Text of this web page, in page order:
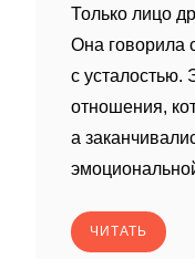
Только лицо
Она говорила
с усталостью.
отношения,
а
ЧИТАТЬ